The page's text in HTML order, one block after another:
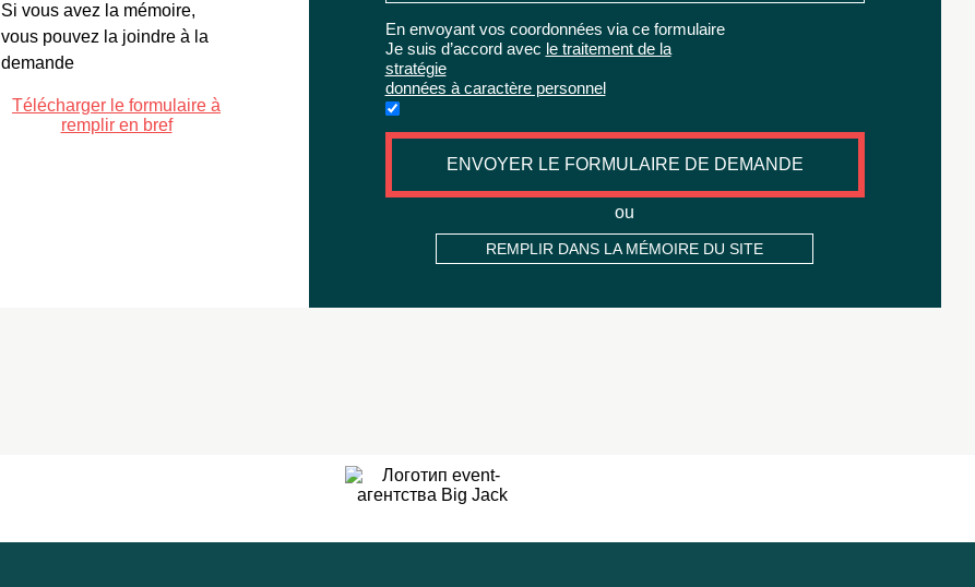
Si vous avez la mémoire,
vous pouvez la joindre à la
demande
Télécharger le formulaire à
remplir en bref
En envoyant vos coordonnées via ce formulaire
Je suis d’accord avec le traitement de la
stratégie
données à caractère personnel
ENVOYER LE FORMULAIRE DE DEMANDE
ou
REMPLIR DANS LA MÉMOIRE DU SITE